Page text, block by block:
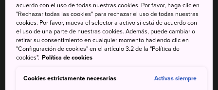
PALABRAS CLAVE MAPA
Tesoros culturales nacionales y
extranjeros
acuerdo con el uso de todas nuestras cookies. Por favor, haga clic en
"Rechazar todas las cookies" para rechazar el uso de todas nuestras
cookies. Por favor, mueva el selector a activo si está de acuerdo con
el uso de una parte de nuestras cookies. Además, puede cambiar o
retirar su consentimiento en cualquier momento haciendo clic en
"Configuración de cookies" en el artículo 3.2 de la "Política de
cookies". Política de cookies
Cookies estrictamente necesarias Activas siempre